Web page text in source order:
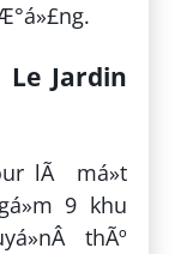
Le Jardin
lÃ má»t
9 khu
thÃº